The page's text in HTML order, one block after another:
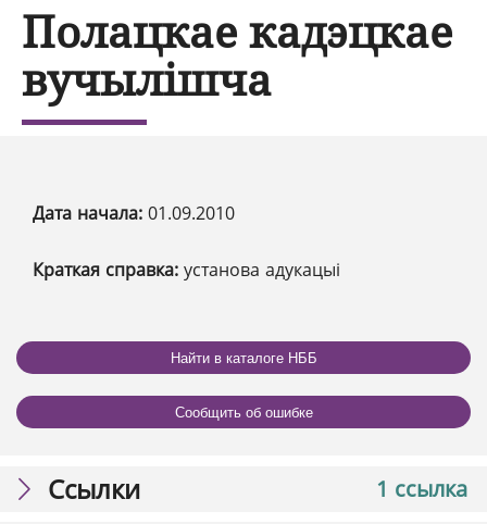
Полацкае кадэцкае
вучылішча
Дата начала: 01.09.2010
Краткая справка: установа адукацыі
Найти в каталоге НББ
Сообщить об ошибке
1 ссылка
Ссылки